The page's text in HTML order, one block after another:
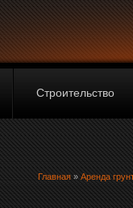
Строительство
Главная»Аренда